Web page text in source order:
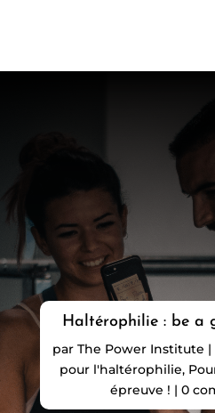
Haltérophilie : be a
par The Power Institute |
pour l'haltérophilie,
épreuve ! |0